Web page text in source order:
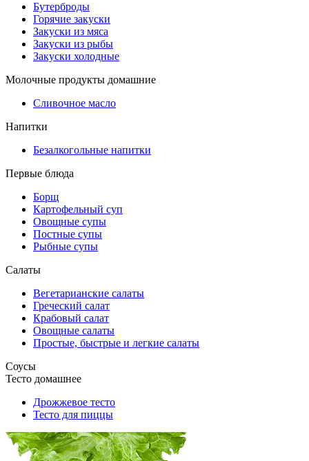
Бутерброды
Горячие закуски
Закуски из мяса
Закуски из рыбы
Закуски холодные
Молочные продукты домашние
Сливочное масло
Напитки
Безалкогольные напитки
Первые блюда
Борщ
Картофельный суп
Овощные супы
Постные супы
Рыбные супы
Салаты
Вегетарианские салаты
Греческий салат
Крабовый салат
Овощные салаты
Простые, быстрые и легкие салаты
Соусы
Тесто домашнее
Дрожжевое тесто
Тесто для пиццы